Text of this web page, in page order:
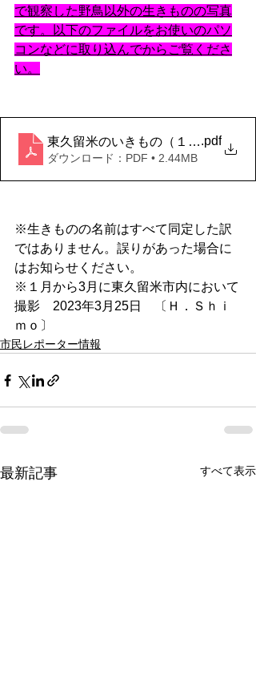
で観察した野鳥以外の生きものの写真
です。以下のファイルをお使いのパソ
コンなどに取り込んでからご覧くださ
い。
東久留米のいきもの（１月から３
.pdf
ダウンロード：PDF • 2.44MB
※生きものの名前はすべて同定した訳
ではありません。誤りがあった場合に
はお知らせください。
※１月から3月に東久留米市内において
撮影　2023年3月25日　〔Ｈ．Ｓｈｉ
ｍｏ〕
市民レポーター情報
最新記事 すべて表示